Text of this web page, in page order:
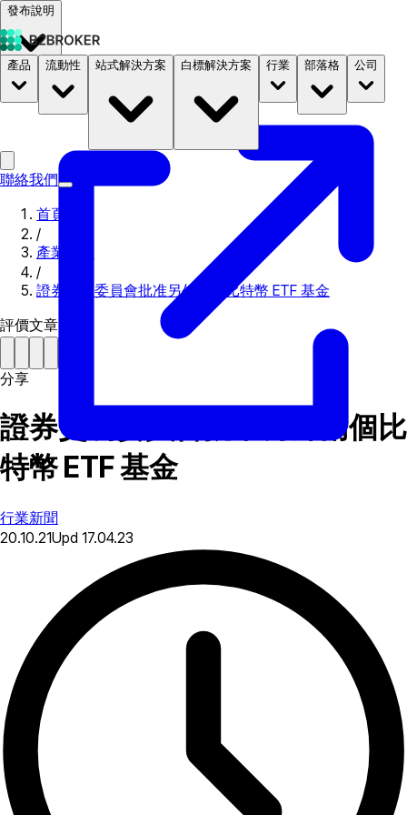
發布說明
文件 定價 B2STORE
產品 流動性 站式解決方案 白標解決方案 行業 部落格 公司
聯絡我們
首頁
/
產業新聞
/
證券交易委員會批准另外兩個比特幣 ETF 基金
評價文章
分享
證券交易委員會批准另外兩個比
特幣 ETF 基金
行業新聞
20.10.21Upd 17.04.23